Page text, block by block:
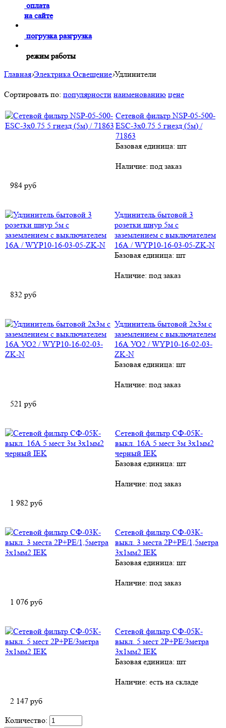
оплата
на сайте
погрузка разгрузка
режим работы
Главная›Электрика Освещение›Удлинители
Сортировать по: популярности наименованию цене
Сетевой фильтр NSP-05-500-
ESC-3х0.75 5 гнезд (5м) /
71863
Базовая единица: шт
Наличие: под заказ
984 руб
Удлинитель бытовой 3
розетки шнур 5м с
заземлением с выключателем
16А / WYP10-16-03-05-ZK-N
Базовая единица: шт
Наличие: под заказ
832 руб
Удлинитель бытовой 2х3м с
заземлением с выключателем
16А УО2 / WYP10-16-02-03-
ZK-N
Базовая единица: шт
Наличие: под заказ
521 руб
Сетевой фильтр СФ-05К-
выкл. 16А 5 мест 3м 3х1мм2
черный IEK
Базовая единица: шт
Наличие: под заказ
1 982 руб
Сетевой фильтр СФ-03К-
выкл. 3 места 2Р+PЕ/1,5метра
3х1мм2 IEK
Базовая единица: шт
Наличие: под заказ
1 076 руб
Сетевой фильтр СФ-05К-
выкл. 5 мест 2Р+РЕ/3метра
3х1мм2 IEK
Базовая единица: шт
Наличие: есть на складе
2 147 руб
Количество: